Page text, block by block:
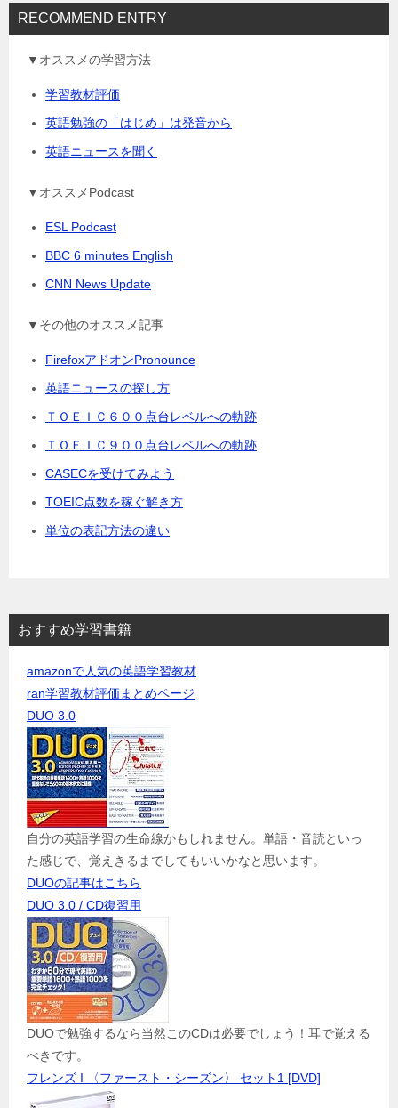
RECOMMEND ENTRY
▼オススメの学習方法
学習教材評価
英語勉強の「はじめ」は発音から
英語ニュースを聞く
▼オススメPodcast
ESL Podcast
BBC 6 minutes English
CNN News Update
▼その他のオススメ記事
FirefoxアドオンPronounce
英語ニュースの探し方
ＴＯＥＩＣ６００点台レベルへの軌跡
ＴＯＥＩＣ９００点台レベルへの軌跡
CASECを受けてみよう
TOEIC点数を稼ぐ解き方
単位の表記方法の違い
おすすめ学習書籍
amazonで人気の英語学習教材
ran学習教材評価まとめページ
DUO 3.0
自分の英語学習の生命線かもしれません。単語・音読といっ
た感じで、覚えきるまでしてもいいかなと思います。
DUOの記事はこちら
DUO 3.0 / CD復習用
DUOで勉強するなら当然このCDは必要でしょう！耳で覚える
べきです。
フレンズ I 〈ファースト・シーズン〉 セット1 [DVD]